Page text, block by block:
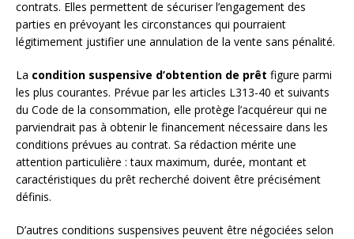
contrats. Elles permettent de sécuriser l’engagement des
parties en prévoyant les circonstances qui pourraient
légitimement justifier une annulation de la vente sans pénalité.
La condition suspensive d’obtention de prêt figure parmi
les plus courantes. Prévue par les articles L313-40 et suivants
du Code de la consommation, elle protège l’acquéreur qui ne
parviendrait pas à obtenir le financement nécessaire dans les
conditions prévues au contrat. Sa rédaction mérite une
attention particulière : taux maximum, durée, montant et
caractéristiques du prêt recherché doivent être précisément
définis.
D’autres conditions suspensives peuvent être négociées selon